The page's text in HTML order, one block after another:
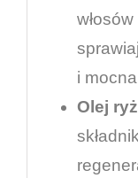
i
Olej